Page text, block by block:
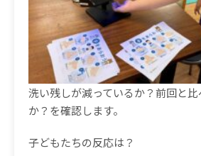
洗い残しが減っているか？前回と
か？を確認します。
子どもたちの反応は？